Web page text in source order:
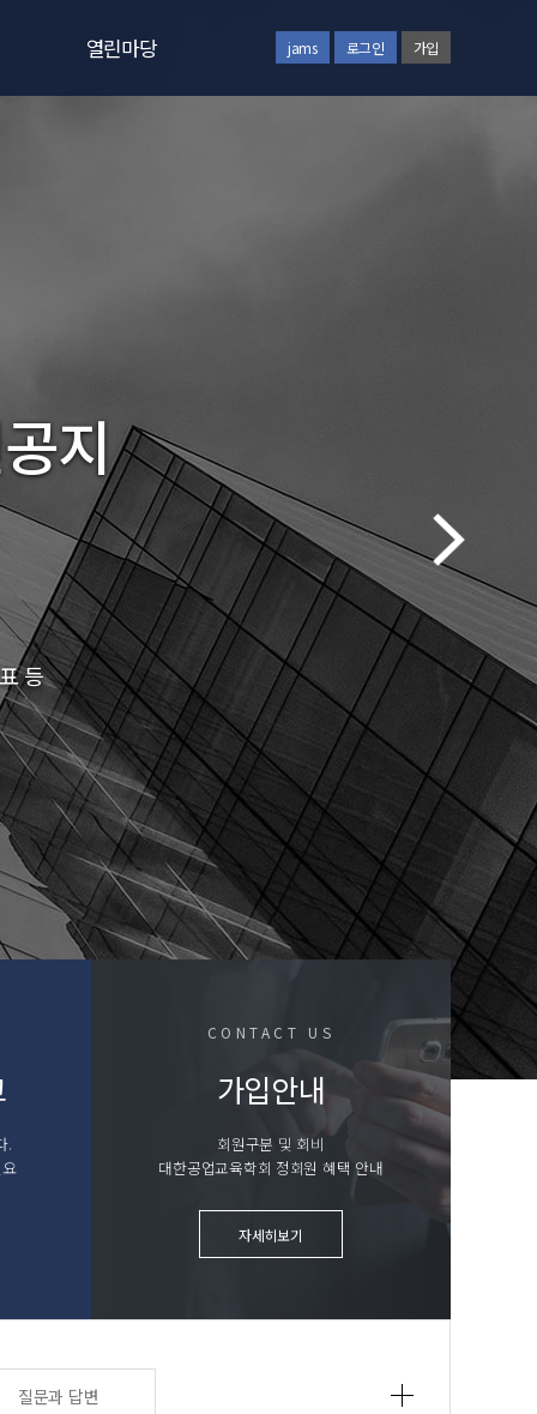
열린마당 jams 로그인 가입
지
등
.
CONTACT US
가입안내
회원구분 및 회비
대한공업교육학회 정회원 혜택 안내
자세히보기
질문과 답변